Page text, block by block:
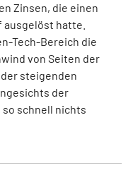
Zinsen, die einen
hatte.
Tech-Bereich die
von Seiten der
steigenden
der
schnell nichts